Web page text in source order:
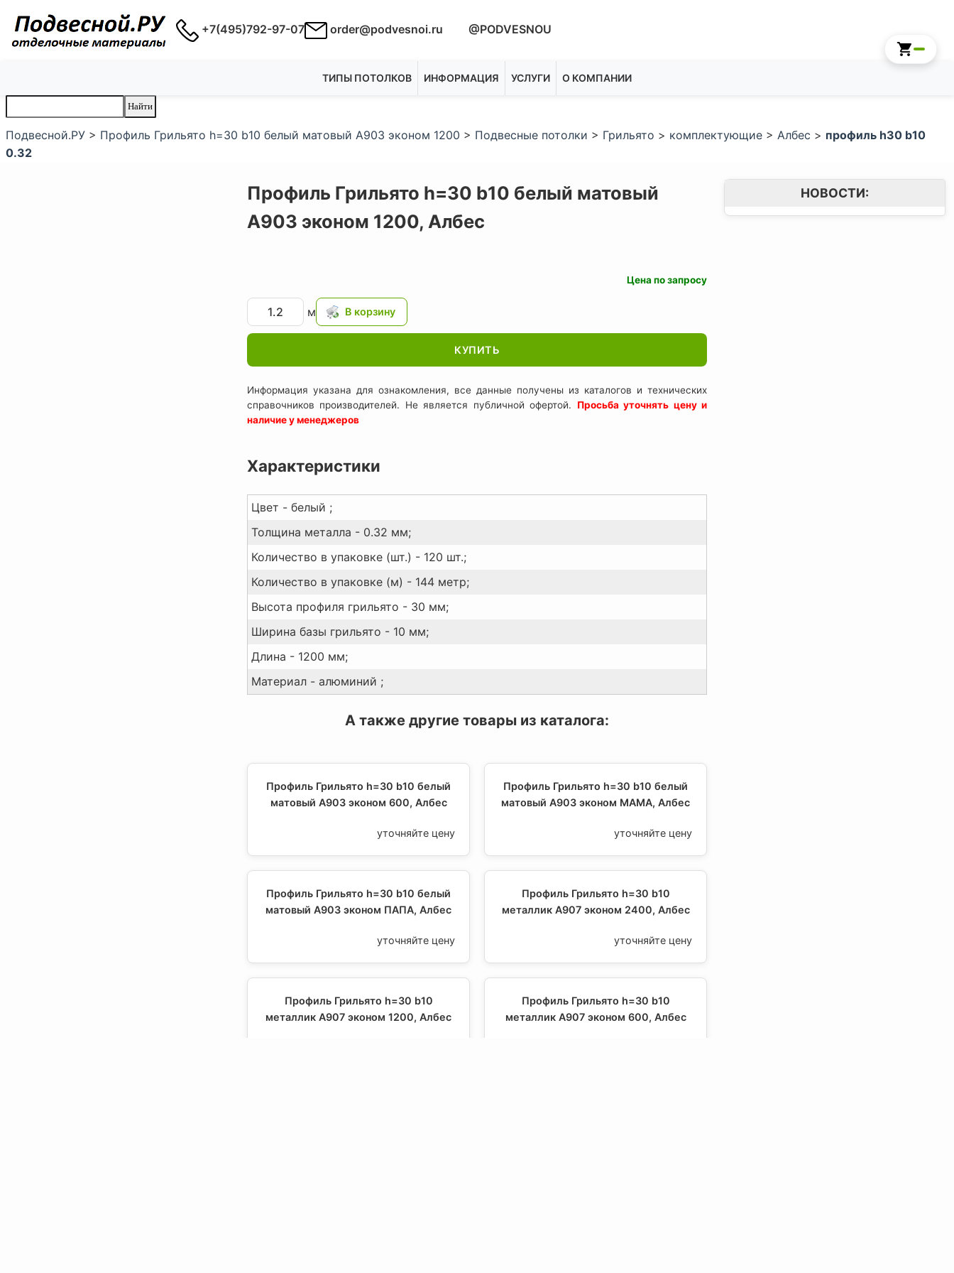
+7(495)792-97-07 order@podvesnoi.ru @PODVESNOU
ТИПЫ ПОТОЛКОВ ИНФОРМАЦИЯ УСЛУГИ О КОМПАНИИ
Подвесной.РУ > Профиль Грильято h=30 b10 белый матовый А903 эконом 1200 > Подвесные потолки > Грильято > комплектующие > Албес > профиль h30 b10
0.32
Профиль Грильято h=30 b10 белый матовый
А903 эконом 1200, Албес
Цена по запросу
м
КУПИТЬ
Информация указана для ознакомления, все данные получены из каталогов и технических
справочников производителей. Не является публичной офертой. Просьба уточнять цену и
наличие у менеджеров
Характеристики
Цвет - белый ;
Толщина металла - 0.32 мм;
Количество в упаковке (шт.) - 120 шт.;
Количество в упаковке (м) - 144 метр;
Высота профиля грильято - 30 мм;
Ширина базы грильято - 10 мм;
Длина - 1200 мм;
Материал - алюминий ;
А также другие товары из каталога:
Профиль Грильято h=30 b10 белый
матовый А903 эконом 600, Албес
уточняйте цену
Профиль Грильято h=30 b10 белый
матовый А903 эконом МАМА, Албес
уточняйте цену
Профиль Грильято h=30 b10 белый
матовый А903 эконом ПАПА, Албес
уточняйте цену
Профиль Грильято h=30 b10
металлик А907 эконом 2400, Албес
уточняйте цену
Профиль Грильято h=30 b10
металлик А907 эконом 1200, Албес
Профиль Грильято h=30 b10
металлик А907 эконом 600, Албес
НОВОСТИ: